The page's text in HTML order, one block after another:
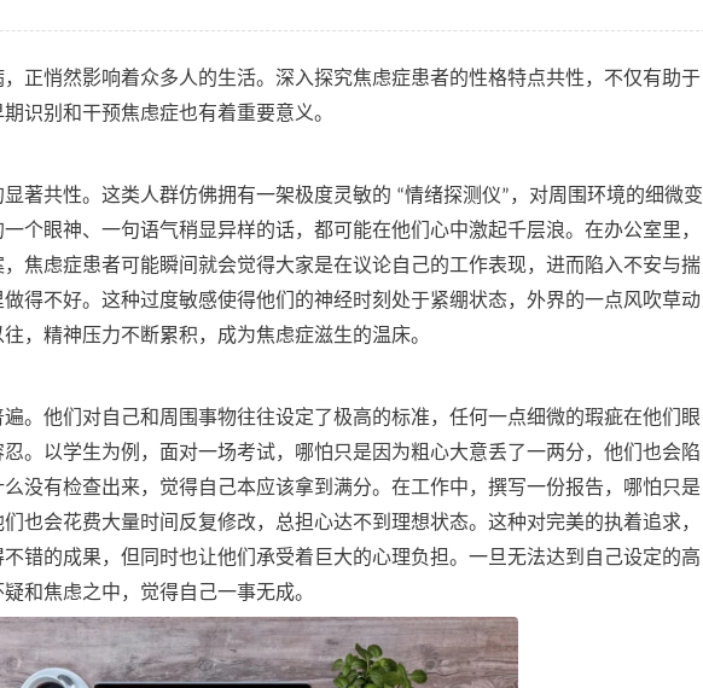
正悄然影响着众多人的生活。深入探究焦虑症患者的性格特点共性，不仅有助于
识别和干预焦虑症也有着重要意义。
著共性。这类人群仿佛拥有一架极度灵敏的 “情绪探测仪”，对周围环境的细微变
个眼神、一句语气稍显异样的话，都可能在他们心中激起千层浪。在办公室里，
焦虑症患者可能瞬间就会觉得大家是在议论自己的工作表现，进而陷入不安与揣
得不好。这种过度敏感使得他们的神经时刻处于紧绷状态，外界的一点风吹草动
，精神压力不断累积，成为焦虑症滋生的温床。
。他们对自己和周围事物往往设定了极高的标准，任何一点细微的瑕疵在他们眼
。以学生为例，面对一场考试，哪怕只是因为粗心大意丢了一两分，他们也会陷
没有检查出来，觉得自己本应该拿到满分。在工作中，撰写一份报告，哪怕只是
也会花费大量时间反复修改，总担心达不到理想状态。这种对完美的执着追求，
错的成果，但同时也让他们承受着巨大的心理负担。一旦无法达到自己设定的高
和焦虑之中，觉得自己一事无成。